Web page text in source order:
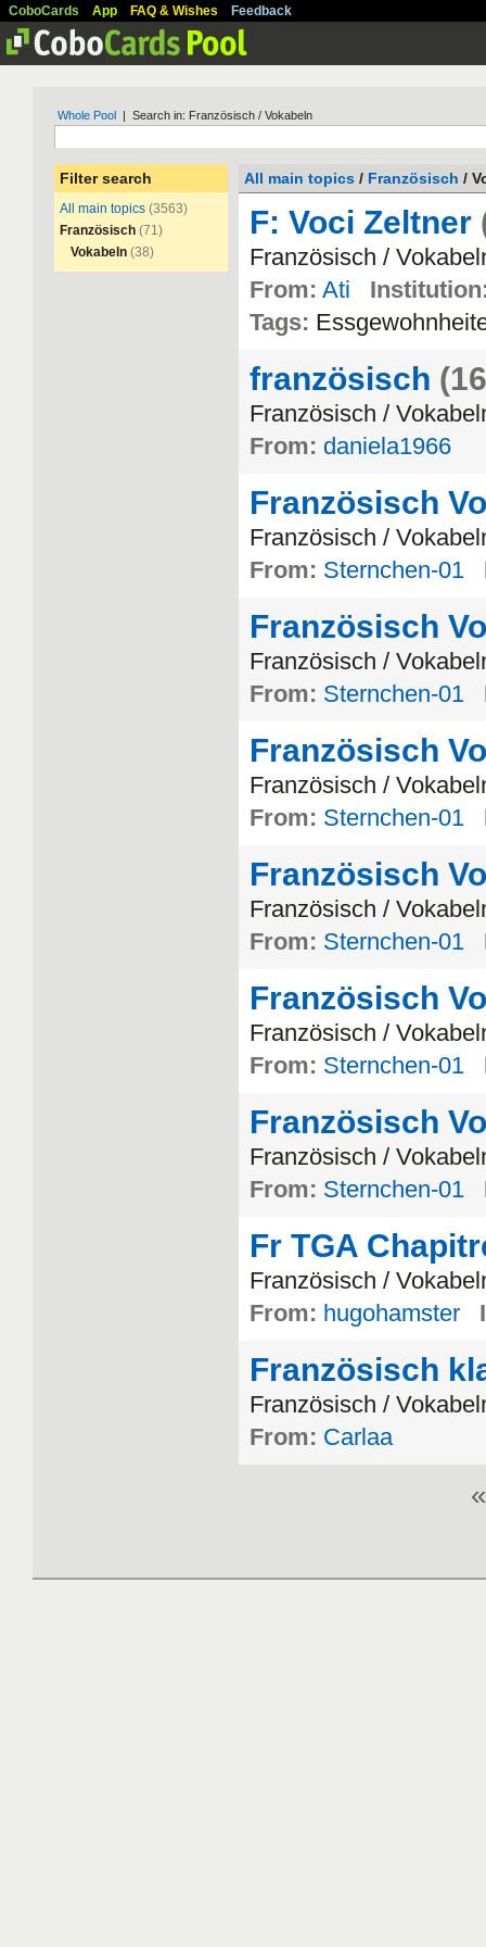
CoboCards App FAQ & Wishes Feedback
Whole Pool | Search in: Französisch / Vokabeln
Filter search
All main topics (3563)
Französisch (71)
Vokabeln (38)
All main topics / Französisch /
F: Voci Zeltner
Französisch /
From: Ati
Tags:
französisch
Französisch /
From: daniela1966
Französisch
Französisch /
From: Sternchen-01
Französisch
Französisch /
From: Sternchen-01
Französisch
Französisch /
From: Sternchen-01
Französisch
Französisch /
From: Sternchen-01
Französisch
Französisch /
From: Sternchen-01
Französisch
Französisch /
From: Sternchen-01
Fr TGA
Französisch /
From: hugohamster
Französisch
Französisch /
From: Carlaa